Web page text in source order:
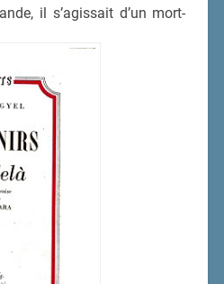
il s’agissait d’un mort-